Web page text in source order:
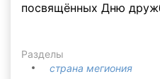
посвящённых Дню
Разделы
страна мегиония